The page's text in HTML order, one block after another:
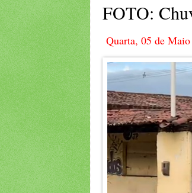
FOTO:
Quarta, 05 de Maio